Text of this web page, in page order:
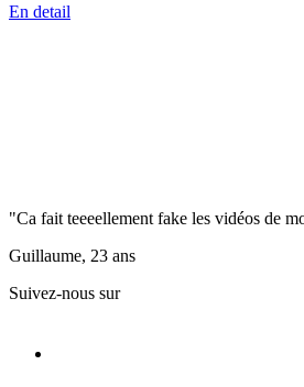
En detail
"Ca fait teeeellement fake les vidéos de
Guillaume, 23 ans
Suivez-nous sur